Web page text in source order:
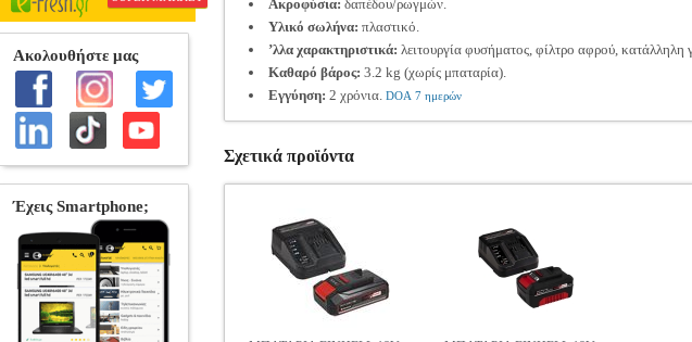
Ακροφύσια: δαπέδου/ρωγμών.
Υλικό σωλήνα: πλαστικό.
’λλα χαρακτηριστικά: λειτουργία φυσήματος, φίλτρο αφρού, κατάλληλη
Καθαρό βάρος: 3.2 kg (χωρίς μπαταρία).
Εγγύηση: 2 χρόνια. DOA 7 ημερών
Σχετικά προϊόντα